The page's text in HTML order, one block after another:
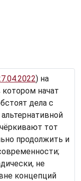
) на
начат
дела с
тот
продолжить и
не
концепций